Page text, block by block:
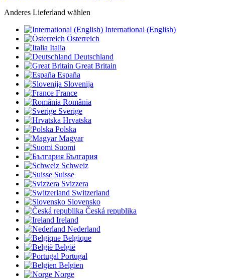
Anderes Lieferland wählen
International (English)
Österreich
Italia
Deutschland
Great Britain
España
Slovenija
France
România
Sverige
Hrvatska
Polska
Magyar
Suomi
България
Schweiz
Suisse
Svizzera
Switzerland
Slovensko
Česká republika
Ireland
Nederland
Belgique
België
Portugal
Belgien
Norge